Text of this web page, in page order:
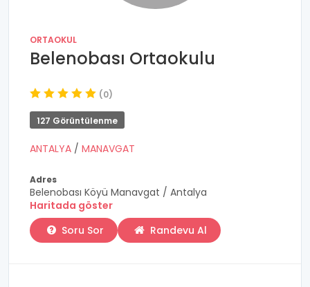
ORTAOKUL
Belenobası Ortaokulu
(0)
127 Görüntülenme
ANTALYA / MANAVGAT
Adres
Belenobası Köyü Manavgat / Antalya
Haritada göster
Soru Sor
Randevu Al